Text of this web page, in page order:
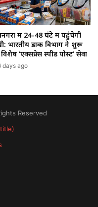
में 24-48 घंटे में पहुंचेगी
भारतीय डाक विभाग ने शुरू
‘एक्सप्रेस स्पीड पोस्ट’ सेवा
days ago
Reserved